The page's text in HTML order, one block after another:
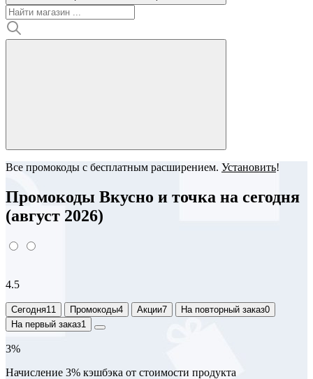
Все промокоды с бесплатным расширением. Установить!
Промокоды Вкусно и точка на сегодня
(август 2026)
4.5
Сегодня11 Промокоды4 Акции7 На повторный заказ0
На первый заказ1
3%
Начисление 3% кэшбэка от стоимости продукта